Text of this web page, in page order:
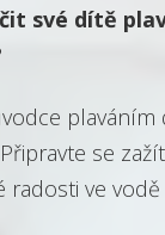
své dítě
plaváním
se
radosti ve vodě